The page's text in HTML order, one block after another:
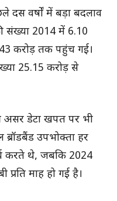
दस वर्षों में बड़ा बदलाव
संख्या 2014 में 6.10
करोड़ तक पहुंच गई।
25.15 करोड़ से
असर डेटा खपत पर भी
उपभोक्ता हर
करते थे, जबकि 2024
माह हो गई है।